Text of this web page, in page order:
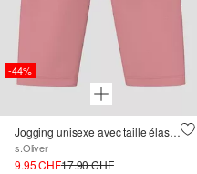
-44%
Jogging unisexe avec taille élastique réglable
s.Oliver
9.95 CHF17.90 CHF